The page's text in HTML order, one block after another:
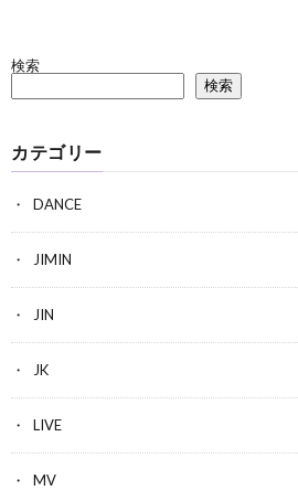
検索
検索
カテゴリー
DANCE
JIMIN
JIN
JK
LIVE
MV